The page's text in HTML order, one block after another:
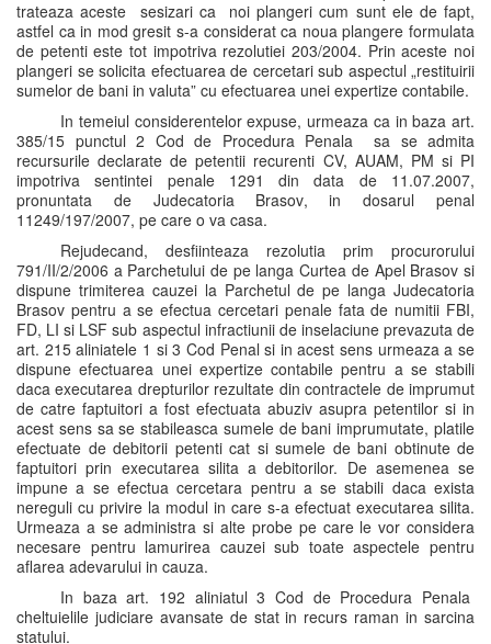
trateaza aceste sesizari ca noi plangeri cum sunt ele de fapt,
astfel ca in mod gresit s-a considerat ca noua plangere formulata
de petenti este tot impotriva rezolutiei 203/2004. Prin aceste noi
plangeri se solicita efectuarea de cercetari sub aspectul „restituirii
sumelor de bani in valuta” cu efectuarea unei expertize contabile.
In temeiul considerentelor expuse, urmeaza ca in baza art.
385/15 punctul 2 Cod de Procedura Penala sa se admita
recursurile declarate de petentii recurenti CV, AUAM, PM si PI
impotriva sentintei penale 1291 din data de 11.07.2007,
pronuntata de Judecatoria Brasov, in dosarul penal
11249/197/2007, pe care o va casa.
Rejudecand, desfiinteaza rezolutia prim procurorului
791/II/2/2006 a Parchetului de pe langa Curtea de Apel Brasov si
dispune trimiterea cauzei la Parchetul de pe langa Judecatoria
Brasov pentru a se efectua cercetari penale fata de numitii FBI,
FD, LI si LSF sub aspectul infractiunii de inselaciune prevazuta de
art. 215 aliniatele 1 si 3 Cod Penal si in acest sens urmeaza a se
dispune efectuarea unei expertize contabile pentru a se stabili
daca executarea drepturilor rezultate din contractele de imprumut
de catre faptuitori a fost efectuata abuziv asupra petentilor si in
acest sens sa se stabileasca sumele de bani imprumutate, platile
efectuate de debitorii petenti cat si sumele de bani obtinute de
faptuitori prin executarea silita a debitorilor. De asemenea se
impune a se efectua cercetara pentru a se stabili daca exista
nereguli cu privire la modul in care s-a efectuat executarea silita.
Urmeaza a se administra si alte probe pe care le vor considera
necesare pentru lamurirea cauzei sub toate aspectele pentru
aflarea adevarului in cauza.
In baza art. 192 aliniatul 3 Cod de Procedura Penala
cheltuielile judiciare avansate de stat in recurs raman in sarcina
statului.